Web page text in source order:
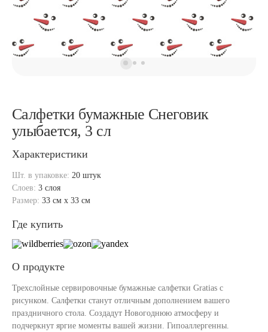
Салфетки бумажные Снеговик
улыбается, 3 сл
Характеристики
Шт. в упаковке: 20 штук
Слоев: 3 слоя
Размер: 33 см x 33 см
Где купить
О продукте
Трехслойные сервировочные бумажные салфетки Gratias с
рисунком. Салфетки станут отличным дополнением вашего
праздничного стола. Создадут Новогоднюю атмосферу и
подчеркнут яргие моменты вашей жизни. Гипоаллергенны.